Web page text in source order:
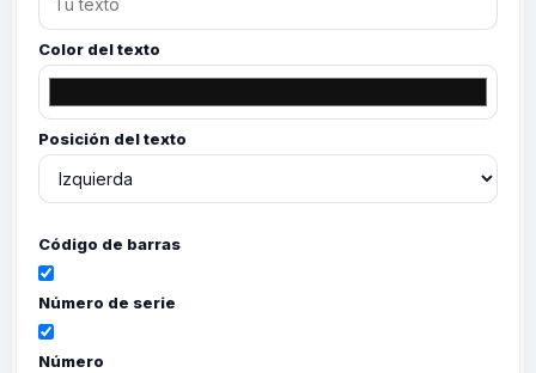
Color del texto
Posición del texto
Código de barras
Número de serie
Número